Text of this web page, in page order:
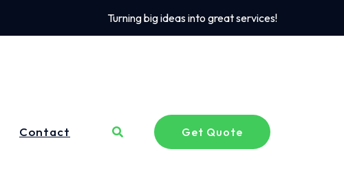
Turning big ideas into great services!
Contact Get Quote